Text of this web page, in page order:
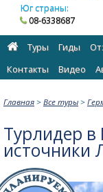
Юг страны:
08-6338687
Туры Гиды
Контакты
Видео
Главная > Все туры >
Турлидер в
источники